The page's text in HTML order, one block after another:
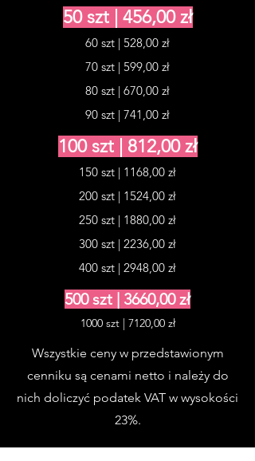
50 szt | 456,00 zł
60 szt | 528,00 zł
70 szt | 599,00 zł
80 szt | 670,00 zł
90 szt | 741,00 zł
100 szt | 812,00 zł
150 szt | 1168,00 zł
200 szt | 1524,00 zł
250 szt | 1880,00 zł
300 szt | 2236,00 zł
400 szt | 2948,00 zł
500 szt | 3660,00 zł
1000 szt | 7120,00 zł
Wszystkie ceny w przedstawionym
cenniku są cenami netto i należy do
nich doliczyć podatek VAT w wysokości
23%.